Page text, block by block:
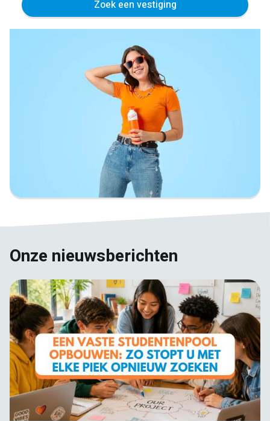
Zoek een vestiging
Onze nieuwsberichten